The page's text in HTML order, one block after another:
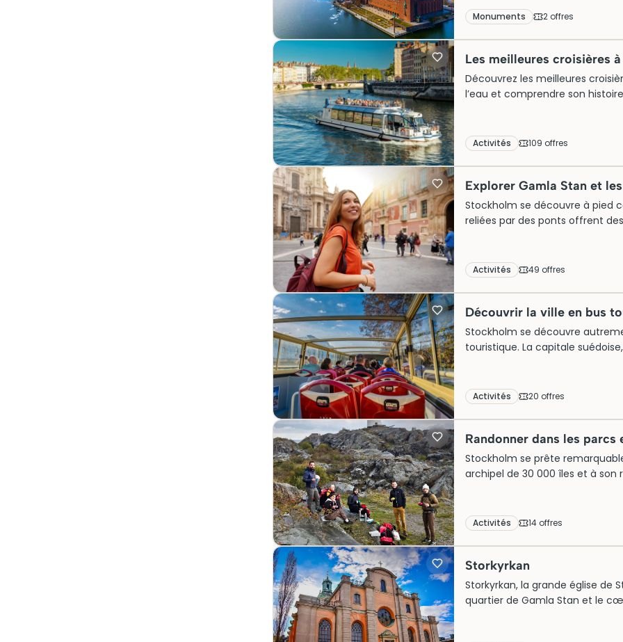
de visiteurs chaque année. Lors
salles somptueuses. Assurez-
attraction incontournable.
Monuments 2 offres
Les meilleures croisières
Découvrez les meilleures
l’eau et comprendre son
Activités 109 offres
Explorer Gamla Stan et
Stockholm se découvre à pied
reliées par des ponts offrent
d’Östermalm. Les visites
l’histoire viking et la culture
thématiques adaptés à tous
Activités 49 offres
Découvrir la ville en bus
Stockholm se découvre
touristique. La capitale
emblématiques, Södermalm et
Mälaren. Plusieurs
avec arrêts stratégiques,
combinables avec des
Activités 20 offres
Randonner dans les
Stockholm se prête
archipel de 30 000 îles et à son
contrainte. Les circuits
plusieurs jours, avec des
800 couronnes selon la durée.
Activités 14 offres
Storkyrkan
Storkyrkan, la grande église de
quartier de Gamla Stan et le